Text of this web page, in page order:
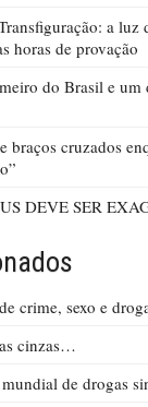
a luz
horas de provação
do Brasil e um
braços cruzados
DEVE SER
crime, sexo e
cinzas…
de drogas